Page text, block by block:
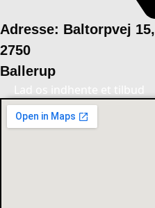
Adresse: Baltorpvej 15,
2750
Ballerup
Lad os indhente et tilbud